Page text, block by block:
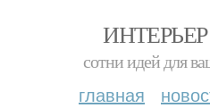
сотни идей для
главная